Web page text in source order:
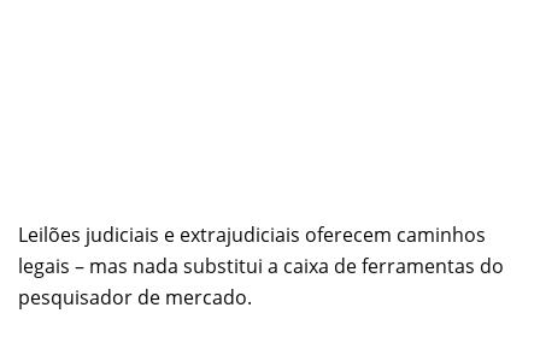
Leilões judiciais e extrajudiciais oferecem caminhos
legais – mas nada substitui a caixa de ferramentas do
pesquisador de mercado.